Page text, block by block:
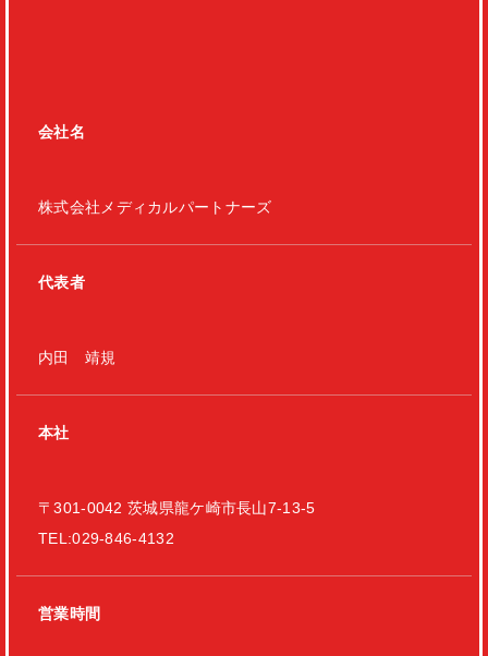
会社名
株式会社メディカルパートナーズ
代表者
内田 靖規
本社
〒301-0042 茨城県龍ケ崎市長山7-13-5
TEL:029-846-4132
営業時間